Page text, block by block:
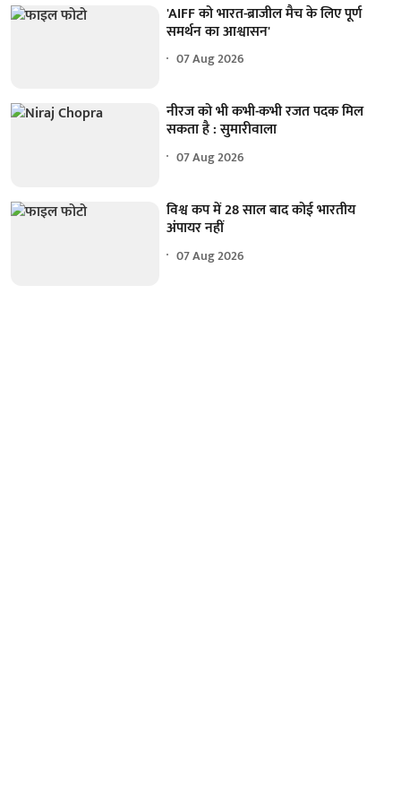
'AIFF को भारत-ब्राजील मैच के लिए पूर्ण
समर्थन का आश्वासन'
07 Aug 2026
नीरज को भी कभी-कभी रजत पदक मिल
सकता है : सुमारीवाला
07 Aug 2026
विश्व कप में 28 साल बाद कोई भारतीय
अंपायर नहीं
07 Aug 2026